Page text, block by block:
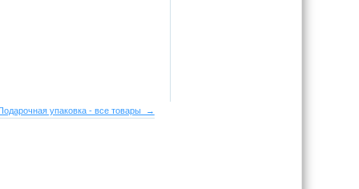
упаковка - все товары →